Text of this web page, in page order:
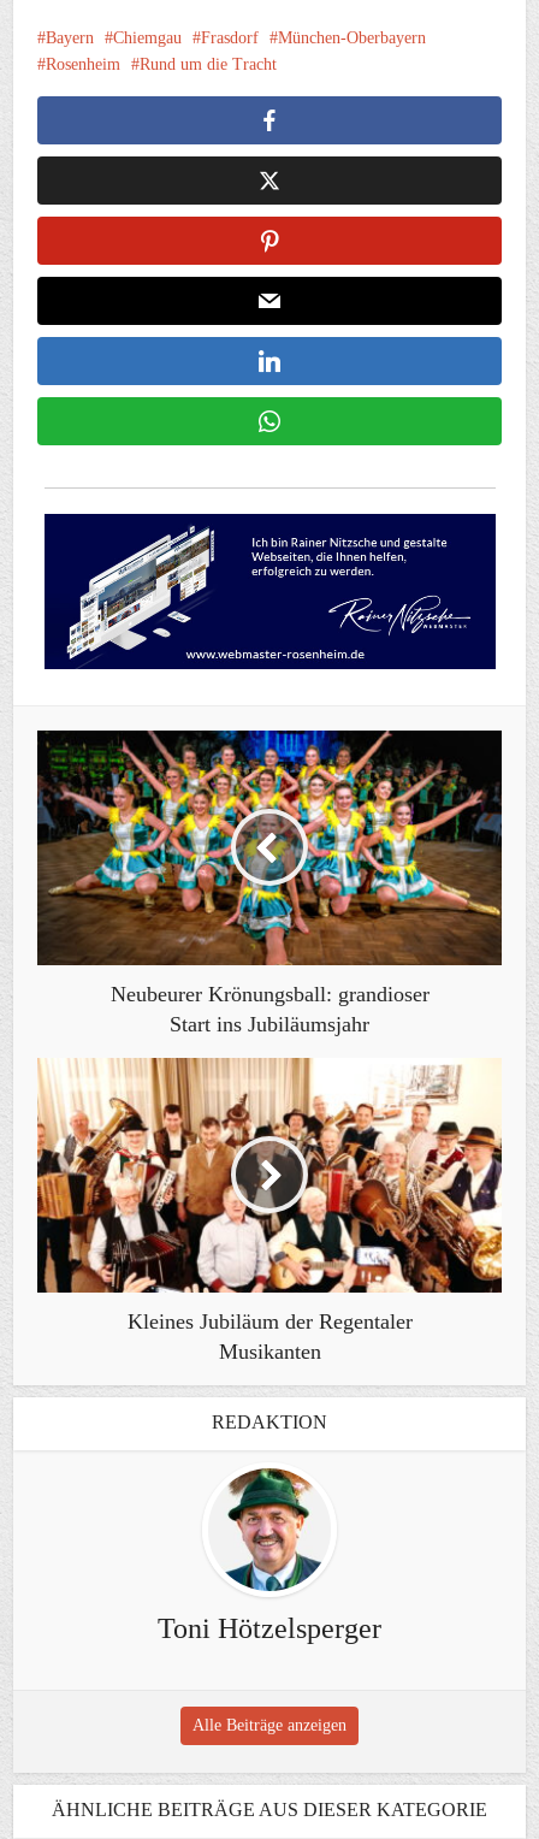
Bayern Chiemgau Frasdorf
München-Oberbayern
Rosenheim
Rund um die Tracht
Neubeurer Krönungsball: grandioser
Start ins Jubiläumsjahr
Kleines Jubiläum der Regentaler
Musikanten
REDAKTION
Toni Hötzelsperger
Alle Beiträge anzeigen
ÄHNLICHE BEITRÄGE AUS DIESER KATEGORIE